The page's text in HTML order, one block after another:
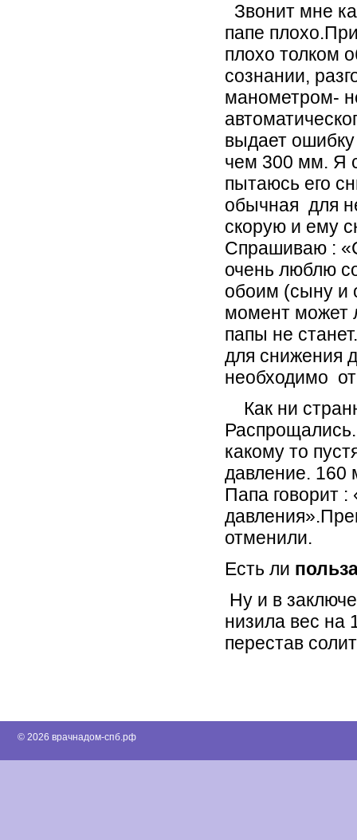
Звонит мне
папе
плохо толком
сознании,
манометром-
выдает
чем 300 мм. Я
пытаюсь его
обычная для
скорую и ему
Спрашиваю :
очень люблю
обоим (сыну и
момент может
папы не
для снижения
необходимо
Как ни
какому то
давление.
Папа говорит :
отменили.
Есть ли
Ну и в
низила вес на
перестав
© 2026 врачнадом-спб.рф